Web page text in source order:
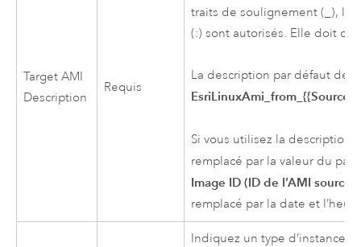
TargetAMI
Description
Requis
traits de soulignement (_),
(:) sont autorisés. Elle doit
La description par défaut de
Si vous utilisez la description
remplacé par la valeur du
Image ID (ID de l’AMI source)
remplacé par la date et
Indiquez un type d’instance